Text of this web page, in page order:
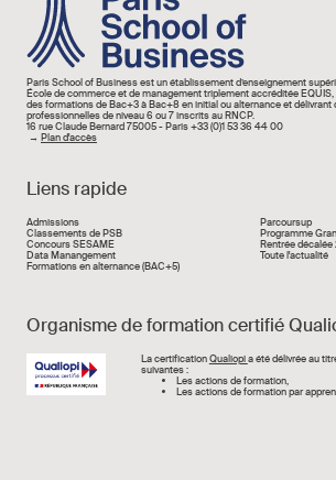
Paris School of Business est un établissement d’enseignement
École de commerce et de management triplement accréditée
des formations de Bac+3 à Bac+8 en initial ou alternance et
professionnelles de niveau 6 ou 7 inscrits au RNCP.
16 rue Claude Bernard 75005 - Paris +33 (0)1 53 36 44 00
→ Plan d'accès
Liens rapide
Liens rapide
Admissions
Classements de PSB
Concours SESAME
Data Manangement
Formations en alternance (BAC+5)
Parcoursup
Programme
Rentrée
Toute l'actualité
Organisme de formation certifié
La certificationQualiopia été délivrée au
suivantes :
Les actions de formation,
Les actions de formation par